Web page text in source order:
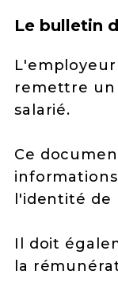
Le bulletin
remettre un
salarié.
Ce
l'identité de
Il doit
la